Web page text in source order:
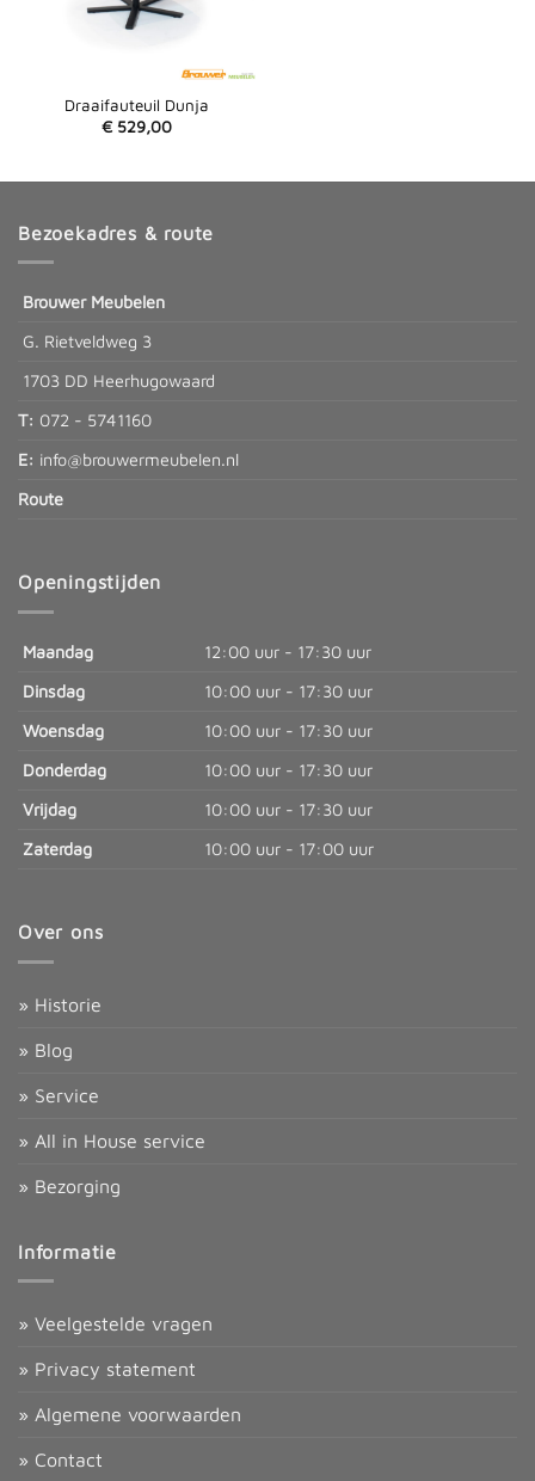
Draaifauteuil Dunja
€ 529,00
Bezoekadres & route
Brouwer Meubelen
G. Rietveldweg 3
1703 DD Heerhugowaard
T: 072 - 5741160
E: info@brouwermeubelen.nl
Route
Openingstijden
Maandag
12:00 uur - 17:30 uur
Dinsdag
10:00 uur - 17:30 uur
Woensdag
10:00 uur - 17:30 uur
Donderdag
10:00 uur - 17:30 uur
Vrijdag
10:00 uur - 17:30 uur
Zaterdag
10:00 uur - 17:00 uur
Over ons
» Historie
» Blog
» Service
» All in House service
» Bezorging
Informatie
» Veelgestelde vragen
» Privacy statement
» Algemene voorwaarden
» Contact